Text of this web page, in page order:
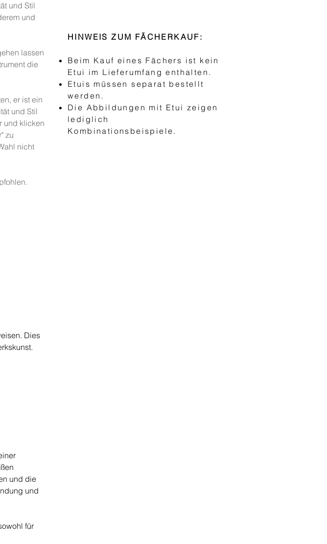
und Stil
und
lassen
die
er ist ein
und Stil
und klicken
zu
nicht
Dies
und die
und
für
HINWEIS ZUM FÄCHERKAUF:
Beim Kauf eines Fächers ist kein
Etui im Lieferumfang enthalten.
Etuis müssen separat bestellt
werden.
Die Abbildungen mit Etui zeigen
lediglich
Kombinationsbeispiele.